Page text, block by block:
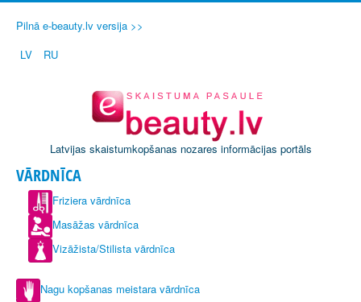
Pilnā e-beauty.lv versija >>
LV
RU
Latvijas skaistumkopšanas nozares informācijas portāls
VĀRDNĪCA
Friziera vārdnīca
Masāžas vārdnīca
Vizāžista/Stilista vārdnīca
Nagu kopšanas meistara vārdnīca